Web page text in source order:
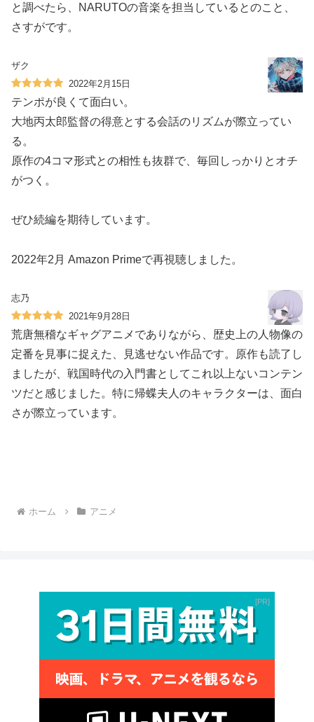
と調べたら、NARUTOの音楽を担当しているとのこと、
さすがです。
ザク
2022年2月15日
テンポが良くて面白い。
大地丙太郎監督の得意とする会話のリズムが際立ってい
る。
原作の4コマ形式との相性も抜群で、毎回しっかりとオチ
がつく。
ぜひ続編を期待しています。
2022年2月 Amazon Primeで再視聴しました。
志乃
2021年9月28日
荒唐無稽なギャグアニメでありながら、歴史上の人物像の
定番を見事に捉えた、見逃せない作品です。原作も読了し
ましたが、戦国時代の入門書としてこれ以上ないコンテン
ツだと感じました。特に帰蝶夫人のキャラクターは、面白
さが際立っています。
ホーム アニメ
PR